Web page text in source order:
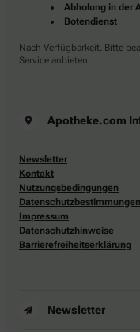
Abholung in der
Botendienst
Nach Verfügbarkeit. Bitte
Service anbieten.
Apotheke.com
Newsletter
Kontakt
Nutzungsbedingungen
Datenschutzbestimmungen
Impressum
Datenschutzhinweise
Barrierefreiheitserklärung
Newsletter